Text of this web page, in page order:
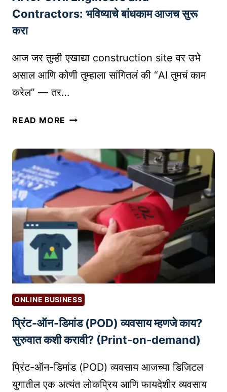
Contractors: भविष्याचे बांधकाम आजच सुरू
करा
आज जर तुम्ही एखाद्या construction site वर उभे
असाल आणि कोणी तुम्हाला सांगितलं की “AI तुमचं काम
करेल” — तर…
READ MORE A
O
C
V
I
L
G
I
N
E
E
S
ONLINE BUSINESS
प्रिंट-ऑन-डिमांड (POD) व्यवसाय म्हणजे काय?
सुरुवात कशी करावी? (Print-on-demand)
प्रिंट-ऑन-डिमांड (POD) व्यवसाय आजच्या डिजिटल
युगातील एक अत्यंत लोकप्रिय आणि फायदेशीर व्यवसाय